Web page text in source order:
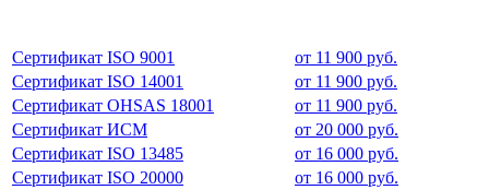
Сертификат ISO 9001
от 11 900 руб.
Сертификат ISO 14001
от 11 900 руб.
Сертификат OHSAS 18001
от 11 900 руб.
Сертификат ИСМ
от 20 000 руб.
Сертификат ISO 13485
от 16 000 руб.
Сертификат ISO 20000
от 16 000 руб.